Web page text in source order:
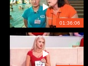
01:36:06